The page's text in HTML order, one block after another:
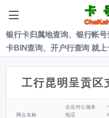
银行卡归属地查询、银行帐
卡BIN查询、开户行查询 就
工行昆明呈贡区
网点名称
企业对公服务
电话